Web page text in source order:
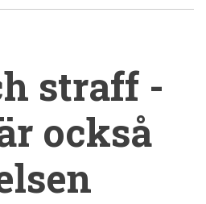
straff -
också